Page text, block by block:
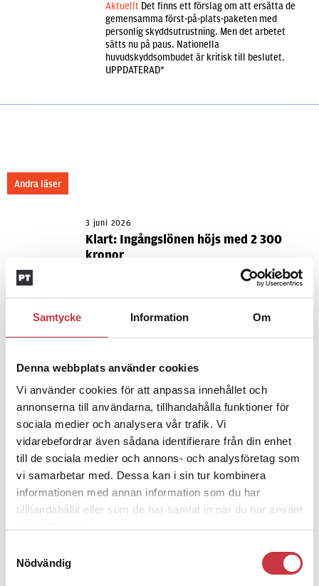
Samtycke Information Om
Denna webbplats använder cookies
Vi använder cookies för att anpassa innehållet och
annonserna till användarna, tillhandahålla funktioner för
sociala medier och analysera vår trafik. Vi
vidarebefordrar även sådana identifierare från din enhet
till de sociala medier och annons- och analysföretag som
vi samarbetar med. Dessa kan i sin tur kombinera
informationen med annan information som du har
tillhandahållit eller som de har samlat in när du har använt
Nödvändig
Aktuellt Det finns ett förslag om att ersätta de
gemensamma först-på-plats-paketen med
personlig skyddsutrustning. Men det arbetet
sätts nu på paus. Nationella
huvudskyddsombudet är kritisk till beslutet.
UPPDATERAD*
Andra läser
3 juni 2026
Klart: Ingångslönen höjs med 2 300
kronor
4 juni 2026
Insändare:Miljoner i sjön –
1 juni 2026
Jens Mårtensson:
Snart 20 år i tjänst
– nu ska han lära sig grunderna
Polisregionen erkänner fel: ”Kommer
att rättas till”